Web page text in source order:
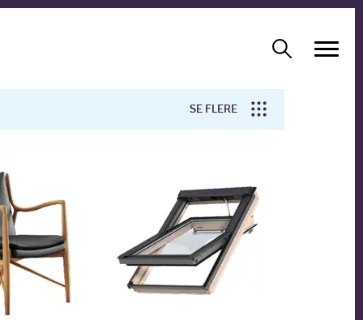
SE FLERE